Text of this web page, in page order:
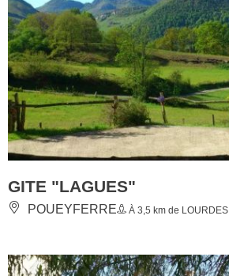
GITE "LAGUES"
POUEYFERRE À 3,5 km de LOURDES